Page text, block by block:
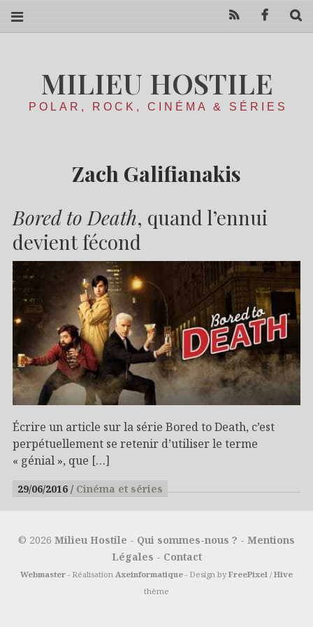
MILIEU HOSTILE
POLAR, ROCK, CINÉMA & SÉRIES
Zach Galifianakis
Bored to Death, quand l’ennui
devient fécond
Écrire un article sur la série Bored to Death, c’est
perpétuellement se retenir d’utiliser le terme
« génial », que […]
29/06/2016 Cinéma et séries
© 2026 Milieu Hostile - Qui sommes-nous ? - Mentions
Légales - Contact
Webmaster - Réalisation Axeinformatique - Design by FreePixel / Hive
thème
RSS